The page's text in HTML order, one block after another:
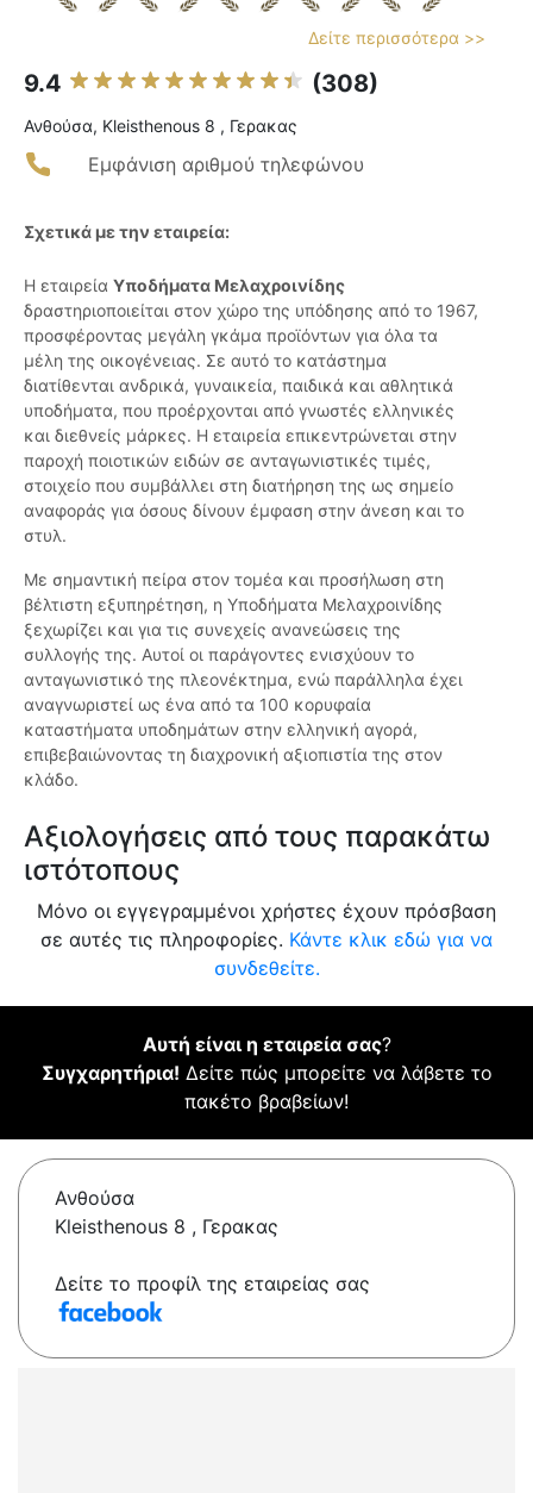
Δείτε περισσότερα >>
9.4 (308)
Ανθούσα, Kleisthenous 8 , Γερακας
Εμφάνιση αριθμού τηλεφώνου
Σχετικά με την εταιρεία:
Η εταιρεία Υποδήματα Μελαχροινίδης
δραστηριοποιείται στον χώρο της υπόδησης από το 1967,
προσφέροντας μεγάλη γκάμα προϊόντων για όλα τα
μέλη της οικογένειας. Σε αυτό το κατάστημα
διατίθενται ανδρικά, γυναικεία, παιδικά και αθλητικά
υποδήματα, που προέρχονται από γνωστές ελληνικές
και διεθνείς μάρκες. Η εταιρεία επικεντρώνεται στην
παροχή ποιοτικών ειδών σε ανταγωνιστικές τιμές,
στοιχείο που συμβάλλει στη διατήρηση της ως σημείο
αναφοράς για όσους δίνουν έμφαση στην άνεση και το
στυλ.
Με σημαντική πείρα στον τομέα και προσήλωση στη
βέλτιστη εξυπηρέτηση, η Υποδήματα Μελαχροινίδης
ξεχωρίζει και για τις συνεχείς ανανεώσεις της
συλλογής της. Αυτοί οι παράγοντες ενισχύουν το
ανταγωνιστικό της πλεονέκτημα, ενώ παράλληλα έχει
αναγνωριστεί ως ένα από τα 100 κορυφαία
καταστήματα υποδημάτων στην ελληνική αγορά,
επιβεβαιώνοντας τη διαχρονική αξιοπιστία της στον
κλάδο.
Αξιολογήσεις από τους παρακάτω
ιστότοπους
Μόνο οι εγγεγραμμένοι χρήστες έχουν πρόσβαση
σε αυτές τις πληροφορίες. Κάντε κλικ εδώ για να
συνδεθείτε.
Αυτή είναι η εταιρεία σας?
Συγχαρητήρια! Δείτε πώς μπορείτε να λάβετε το
πακέτο βραβείων!
Ανθούσα
Kleisthenous 8 , Γερακας
Δείτε το προφίλ της εταιρείας σας